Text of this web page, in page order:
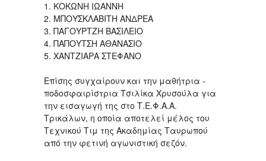
1. ΚΟΚΩΝΗ ΙΩΑΝΝΗ
2. ΜΠΟΥΣΚΛΑΒΙΤΗ ΑΝΔΡΕΑ
3. ΠΑΓΟΥΡΤΖΗ ΒΑΣΙΛΕΙΟ
4. ΠΑΠΟΥΤΣΗ ΑΘΑΝΑΣΙΟ
5. ΧΑΝΤΖΙΑΡΑ ΣΤΕΦΑΝΟ
Επίσης συγχαίρουν και την μαθήτρια -
ποδοσφαιρίστρια Τσιλίκα Χρυσούλα για
την εισαγωγή της στο Τ.Ε.Φ.Α.Α.
Τρικάλων, η οποία αποτελεί μέλος του
Τεχνικού Τιμ της Ακαδημίας Ταυρωπού
από την φετινή αγωνιστική σεζόν.